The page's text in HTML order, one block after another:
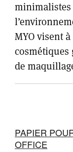
minimalistes
MYO visent
cosmétiques
de
PAPIER
OFFICE